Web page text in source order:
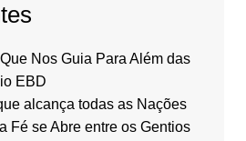
Nos Guia Para Além das
EBD
alcança todas as Nações
Fé se Abre entre os Gentios